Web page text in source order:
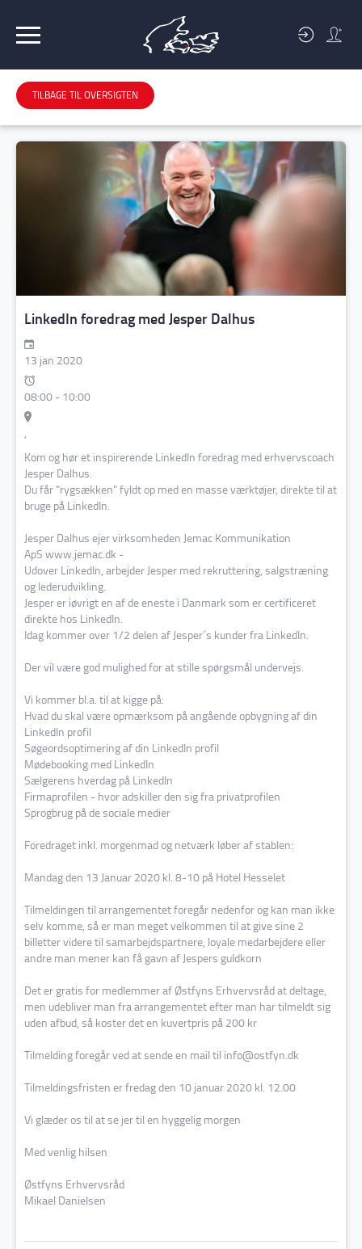
TILBAGE TIL OVERSIGTEN
LinkedIn foredrag med Jesper Dalhus
13 jan 2020
08:00 - 10:00
Kom og hør et inspirerende LinkedIn foredrag med erhvervscoach
Jesper Dalhus.
Du får "rygsækken" fyldt op med en masse værktøjer, direkte til at
bruge på LinkedIn.
Jesper Dalhus ejer virksomheden Jemac Kommunikation
ApS www.jemac.dk -
Udover LinkedIn, arbejder Jesper med rekruttering, salgstræning
og lederudvikling.
Jesper er iøvrigt en af de eneste i Danmark som er certificeret
direkte hos LinkedIn.
Idag kommer over 1/2 delen af Jesper´s kunder fra LinkedIn.
Der vil være god mulighed for at stille spørgsmål undervejs.
Vi kommer bl.a. til at kigge på:
Hvad du skal være opmærksom på angående opbygning af din
LinkedIn profil
Søgeordsoptimering af din LinkedIn profil
Mødebooking med LinkedIn
Sælgerens hverdag på LinkedIn
Firmaprofilen - hvor adskiller den sig fra privatprofilen
Sprogbrug på de sociale medier
Foredraget inkl. morgenmad og netværk løber af stablen:
Mandag den 13 Januar 2020 kl. 8-10 på Hotel Hesselet
Tilmeldingen til arrangementet foregår nedenfor og kan man ikke
selv komme, så er man meget velkommen til at give sine 2
billetter videre til samarbejdspartnere, loyale medarbejdere eller
andre man mener kan få gavn af Jespers guldkorn
Det er gratis for medlemmer af Østfyns Erhvervsråd at deltage,
men udebliver man fra arrangementet efter man har tilmeldt sig
uden afbud, så koster det en kuvertpris på 200 kr
Tilmelding foregår ved at sende en mail til info@ostfyn.dk
Tilmeldingsfristen er fredag den 10 januar 2020 kl. 12.00
Vi glæder os til at se jer til en hyggelig morgen
Med venlig hilsen
Østfyns Erhvervsråd
Mikael Danielsen